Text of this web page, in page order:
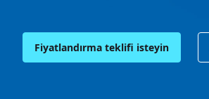
Fiyatlandırma teklifi isteyin